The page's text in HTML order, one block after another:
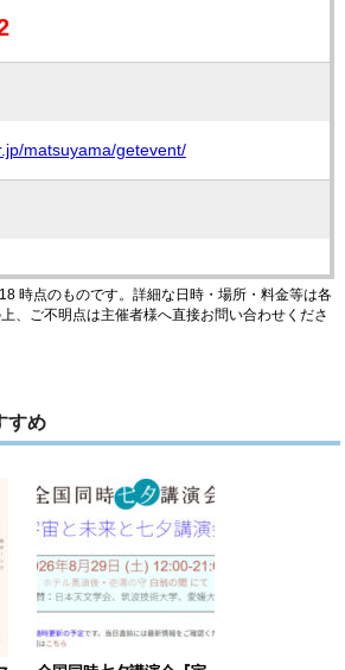
matsuyama/getevent/
時点のものです。詳細な日時・場所・料金等は各
、ご不明点は主催者様へ直接お問い合わせくださ
すめ